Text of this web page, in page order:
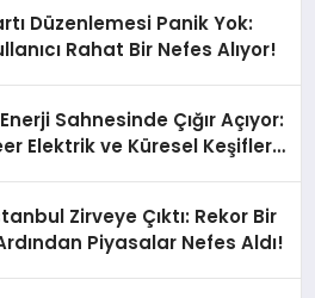
Düzenlemesi Panik Yok:
Rahat Bir Nefes Alıyor!
Sahnesinde Çığır Açıyor:
Elektrik ve Küresel Keşifler
Zirveye Çıktı: Rekor Bir
Piyasalar Nefes Aldı!